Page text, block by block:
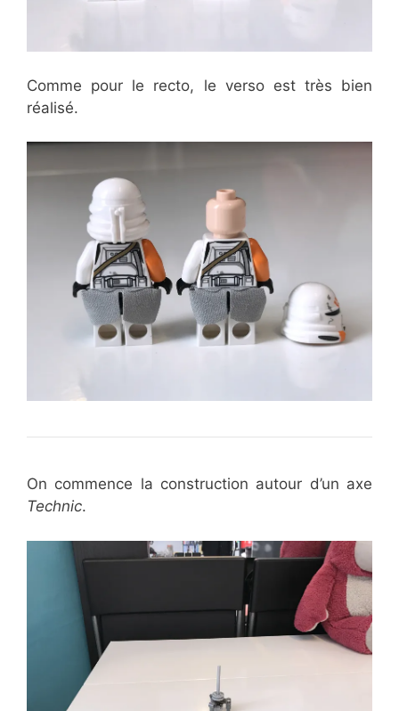
Comme pour le recto, le verso est très bien
réalisé.
On commence la construction autour d’un axe
Technic.